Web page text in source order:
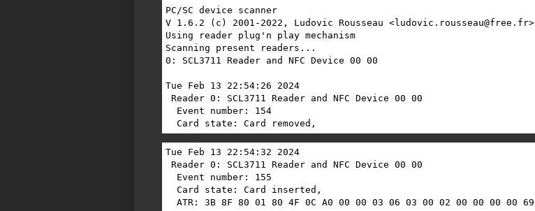
PC/SC device scanner
V 1.6.2 (c) 2001-2022, Ludovic Rousseau <ludovic.rousseau@free.fr>
Using reader plug'n play mechanism
Scanning present readers...
0: SCL3711 Reader and NFC Device 00 00
Tue Feb 13 22:54:26 2024
  Card state: Card removed,
Tue Feb 13 22:54:32 2024